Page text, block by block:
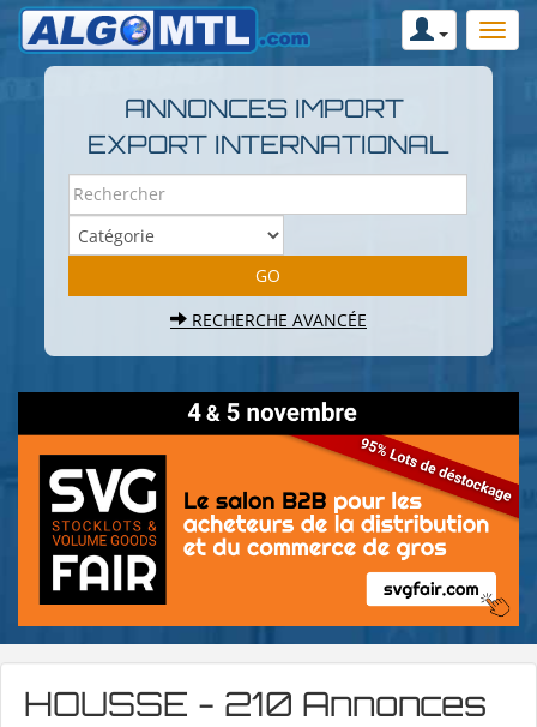
ANNONCES IMPORT
EXPORT INTERNATIONAL
RECHERCHE AVANCÉE
HOUSSE - 210 Annonces